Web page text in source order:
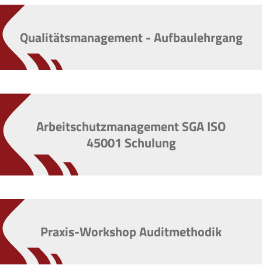
Qualitätsmanagement - Aufbaulehrgang
Arbeitschutzmanagement SGA ISO
45001 Schulung
Praxis-Workshop Auditmethodik